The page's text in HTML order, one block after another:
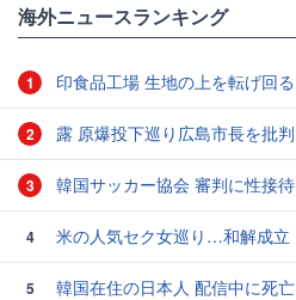
海外ニュースランキング
1 印食品工場 生地の上を転げ回る
2 露 原爆投下巡り広島市長を批判
3 韓国サッカー協会 審判に性接待
4 米の人気セク女巡り…和解成立
5
韓国在住の日本人 配信中に死亡